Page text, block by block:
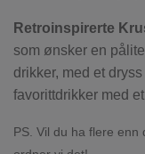
Retroinspirerte
som ønsker en
drikker, med et
favorittdrikker med
PS. Vil du ha flere enn